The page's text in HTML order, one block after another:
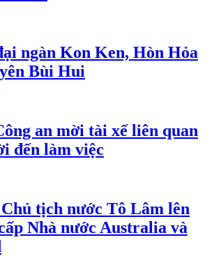
ngàn Kon Ken, Hòn Hỏa
Bùi Hui
an mời tài xế liên quan
đến làm việc
tịch nước Tô Lâm lên
Nhà nước Australia và